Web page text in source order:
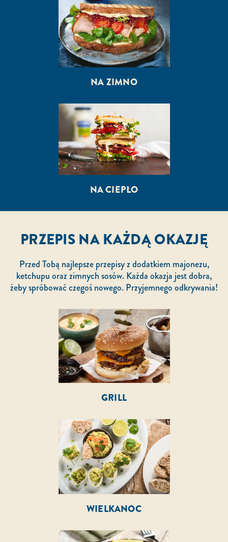
NA ZIMNO
NA CIEPŁO
PRZEPIS NA KAŻDĄ OKAZJĘ
Przed Tobą najlepsze przepisy z dodatkiem majonezu,
ketchupu oraz zimnych sosów. Każda okazja jest dobra,
żeby spróbować czegoś nowego. Przyjemnego odkrywania!
GRILL
WIELKANOC